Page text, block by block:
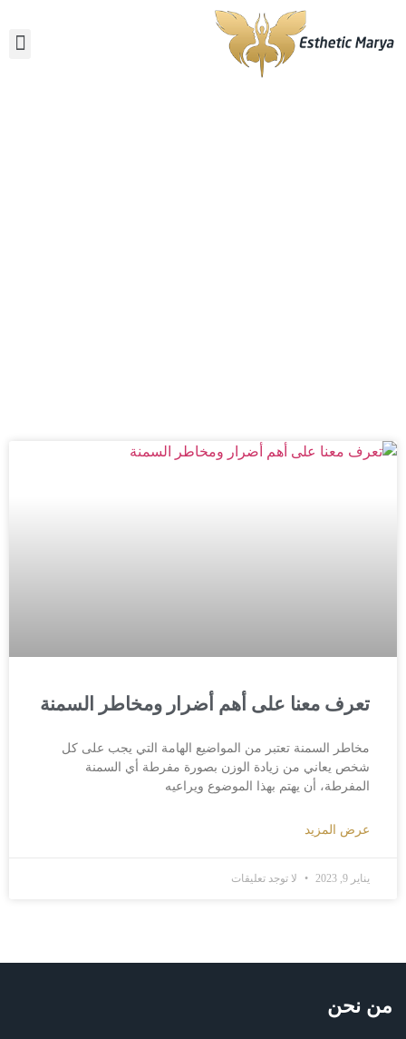
تعرف معنا على أهم أضرار ومخاطر السمنة
مخاطر السمنة تعتبر من المواضيع الهامة التي يجب على كل
شخص يعاني من زيادة الوزن بصورة مفرطة أي السمنة
المفرطة، أن يهتم بهذا الموضوع ويراعيه
عرض المزيد
يناير 9, 2023 لا توجد تعليقات
من نحن